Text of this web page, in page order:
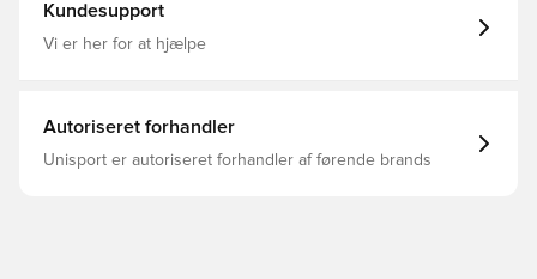
Kundesupport
Vi er her for at hjælpe
Autoriseret forhandler
Unisport er autoriseret forhandler af førende brands